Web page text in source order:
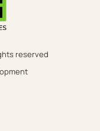
reserved